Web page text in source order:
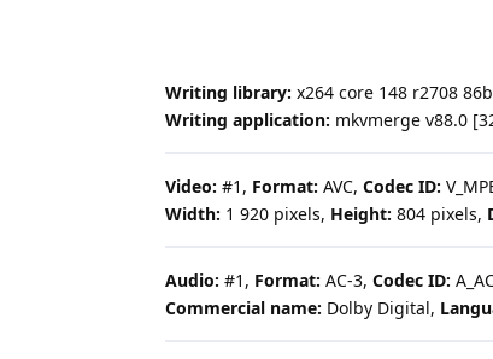
Writing library: x264 core 148 r2708
Writing application: mkvmerge v88.0
Video: #1, Format: AVC, Codec ID:
Width: 1 920 pixels, Height: 804 pixels,
Audio: #1, Format: AC-3, Codec ID:
Commercial name: Dolby Digital,